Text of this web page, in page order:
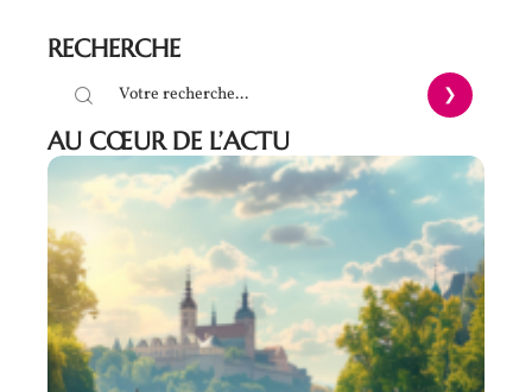
RECHERCHE
AU CŒUR DE L’ACTU